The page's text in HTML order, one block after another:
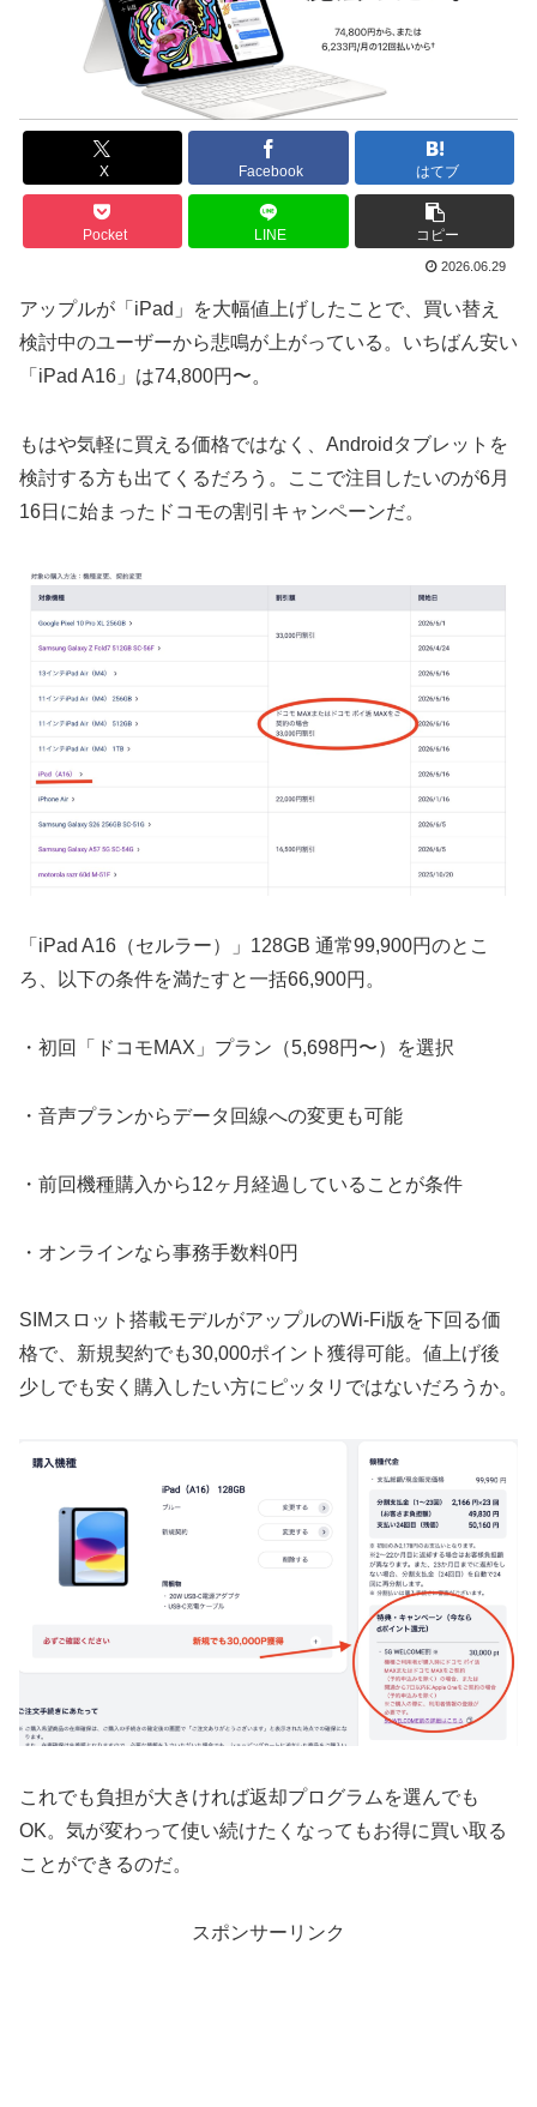
X Facebook はてブ
Pocket LINE コピー
2026.06.29
アップルが「iPad」を大幅値上げしたことで、買い替え
検討中のユーザーから悲鳴が上がっている。いちばん安い
「iPad A16」は74,800円〜。
もはや気軽に買える価格ではなく、Androidタブレットを
検討する方も出てくるだろう。ここで注目したいのが6月
16日に始まったドコモの割引キャンペーンだ。
「iPad A16（セルラー）」128GB 通常99,900円のとこ
ろ、以下の条件を満たすと一括66,900円。
・初回「ドコモMAX」プラン（5,698円〜）を選択
・音声プランからデータ回線への変更も可能
・前回機種購入から12ヶ月経過していることが条件
・オンラインなら事務手数料0円
SIMスロット搭載モデルがアップルのWi-Fi版を下回る価
格で、新規契約でも30,000ポイント獲得可能。値上げ後
少しでも安く購入したい方にピッタリではないだろうか。
これでも負担が大きければ返却プログラムを選んでも
OK。気が変わって使い続けたくなってもお得に買い取る
ことができるのだ。
スポンサーリンク